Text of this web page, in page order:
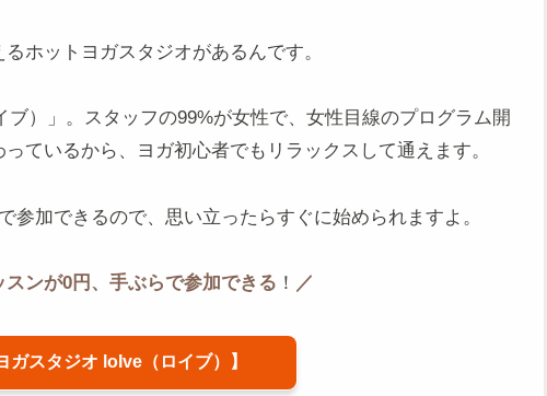
ホットヨガスタジオがあるんです。
）」。スタッフの99%が女性で、女性目線のプログラム開
ているから、ヨガ初心者でもリラックスして通えます。
参加できるので、思い立ったらすぐに始められますよ。
スンが0円、手ぶらで参加できる ！ ／
ガスタジオ loIve（ロイブ）】